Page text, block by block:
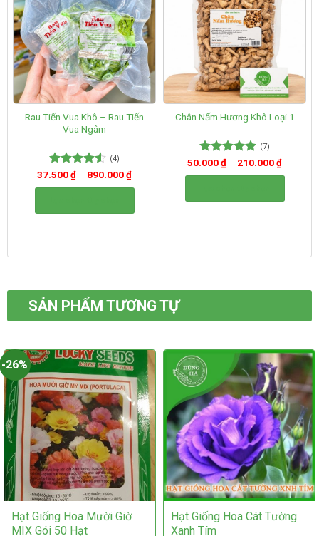
Rau Tiến Vua Khô – Rau Tiến
Vua Ngâm
Được xếp
hạng4.50
(4)
37.500₫ – 890.000₫
có
thể.
Các
có
thể
được
chọn
trên
trang
sản
phẩm
Chân Nấm Hương Khô Loại 1
Được xếp
hạng5.00
(7)
50.000₫ – 210.000₫
thể.
thể
được
chọn
trên
trang
sản
phẩm
SẢN PHẨM TƯƠNG TỰ
-26%
Hạt Giống Hoa Mười Giờ
MIX Gói 50 Hạt
Hạt Giống Hoa Cát Tường
Xanh Tím